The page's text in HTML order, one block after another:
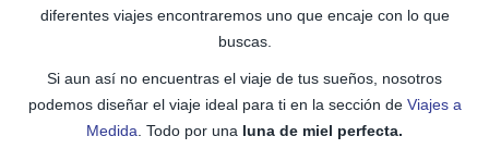
diferentes viajes encontraremos uno que encaje con lo que
buscas.
Si aun así no encuentras el viaje de tus sueños, nosotros
podemos diseñar el viaje ideal para ti en la sección de Viajes a
Medida . Todo por una luna de miel perfecta.